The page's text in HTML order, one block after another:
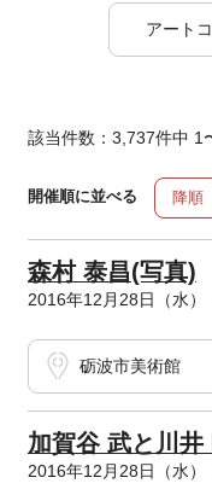
アート
該当件数：3,737件中 1
開催順に並べる 降順
森村 泰昌(写真)
2016年12月28日（水）
砺波市美術館
加賀谷 武と川
2016年12月28日（水）